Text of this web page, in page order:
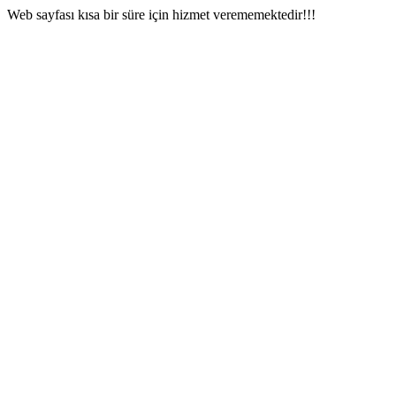
Web sayfası kısa bir süre için hizmet verememektedir!!!